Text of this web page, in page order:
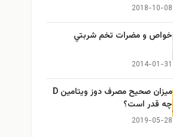
2018-10-08
خواص و مضرات تخم شربتي
2014-01-31
میزان صحیح مصرف دوز ویتامین D
چه قدر است؟
2019-05-28